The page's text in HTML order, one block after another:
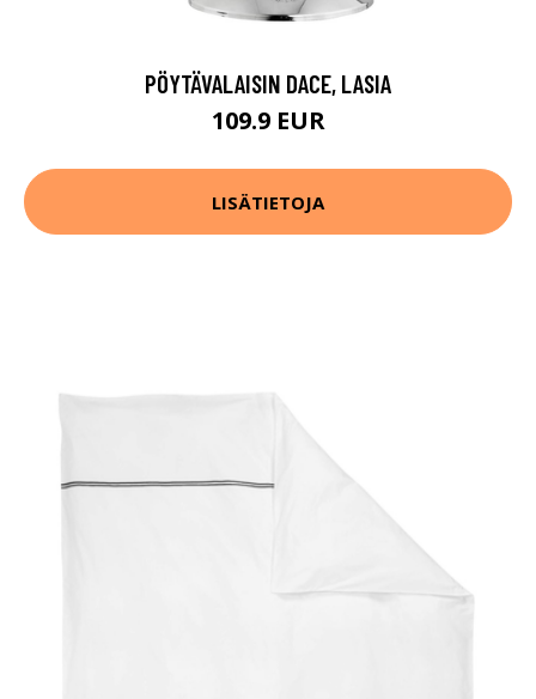
PÖYTÄVALAISIN DACE, LASIA
109.9 EUR
LISÄTIETOJA